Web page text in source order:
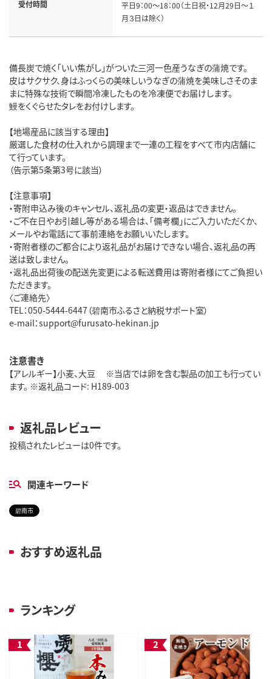
受付時間
平日9：00～18：00（土日祝・12月29日～１
月３日は除く）
備長炭で焼く「いい焦がし」がついた三河一色産うなぎの蒲焼です。
皮はサクサク、身はふっくらの美味しいうなぎの蒲焼を美味しさそのま
まに特殊な技術で瞬間冷凍したものを冷凍便でお届けします。
鰻をくぐらせたタレをお付けします。
【地場産品に該当する理由】
厳選した食材の仕入れから調理まで一連の工程をすべて市内店舗に
て行っています。
（告示第5条第3号に該当）
【注意事項】
・寄附申込み後のキャンセル、返礼品の変更・返品はできません。
・ご不在日やお引越し等がある場合は、「備考欄」にご入力いただくか、
メールやお電話にて事前連絡をお願いいたします。
・寄附者様のご都合により返礼品がお届けできない場合、返礼品の再
送は致しません。
・返礼品出荷後の配送先変更による転送費用は寄附者様にてご負担い
ただきます。
〈ご連絡先〉
TEL：050-5444-6447（碧南市ふるさと納税サポート室）
e-mail：support@furusato-hekinan.jp
注意書き
【アレルギー】小麦、大豆 ※当店では卵を含む製品の加工も行ってい
ます。 ※返礼品コード: H189-003
返礼品レビュー
投稿されたレビューは0件です。
関連キーワード
碧南市
おすすめ返礼品
ランキング